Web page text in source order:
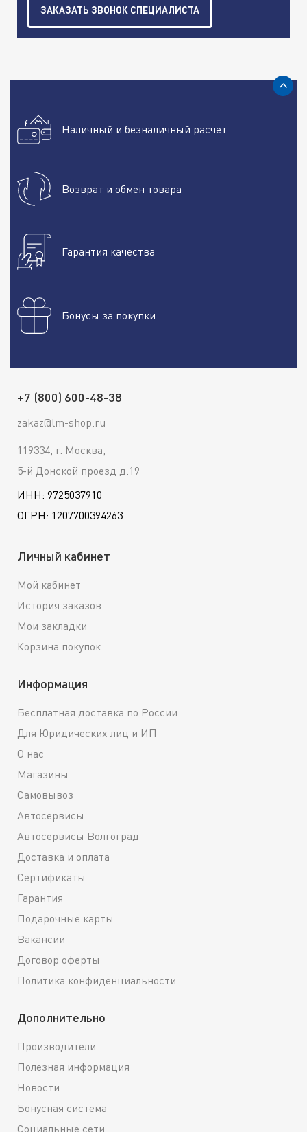
ЗАКАЗАТЬ ЗВОНОК СПЕЦИАЛИСТА
Наличный и безналичный расчет
Возврат и обмен товара
Гарантия качества
Бонусы за покупки
+7 (800) 600-48-38
zakaz@lm-shop.ru
119334, г. Москва,
5-й Донской проезд д.19
ИНН: 9725037910
ОГРН: 1207700394263
Личный кабинет
Мой кабинет
История заказов
Мои закладки
Корзина покупок
Информация
Бесплатная доставка по России
Для Юридических лиц и ИП
О нас
Магазины
Самовывоз
Автосервисы
Автосервисы Волгоград
Доставка и оплата
Сертификаты
Гарантия
Подарочные карты
Вакансии
Договор оферты
Политика конфиденциальности
Дополнительно
Производители
Полезная информация
Новости
Бонусная система
Социальные сети